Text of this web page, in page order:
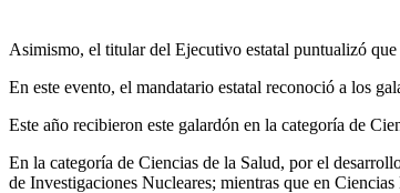
Asimismo, el titular del Ejecutivo estatal puntualizó
En este evento, el mandatario estatal reconoció a los
Este año recibieron este galardón en la categoría de
En la categoría de Ciencias de la Salud, por el
de Investigaciones Nucleares; mientras que en